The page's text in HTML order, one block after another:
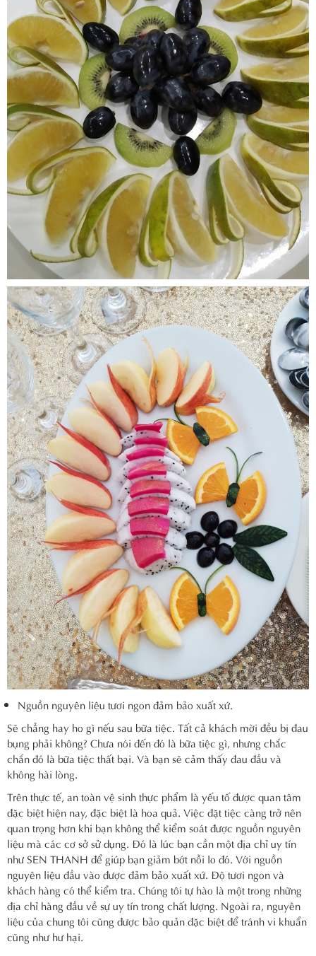
Nguồn nguyên liệu tươi ngon đảm bảo xuất xứ.
Sẽ chẳng hay ho gì nếu sau bữa tiệc. Tất cả khách mời đều bị đau
bụng phải không? Chưa nói đến đó là bữa tiệc gì, nhưng chắc
chắn đó là bữa tiệc thất bại. Và bạn sẽ cảm thấy đau đầu và
không hài lòng.
Trên thực tế, an toàn vệ sinh thực phẩm là yếu tố được quan tâm
đặc biệt hiện nay, đặc biệt là hoa quả. Việc đặt tiệc càng trở nên
quan trọng hơn khi bạn không thể kiểm soát được nguồn nguyên
liệu mà các cơ sở sử dụng. Đó là lúc bạn cần một địa chỉ uy tín
như SEN THANH để giúp bạn giảm bớt nỗi lo đó. Với nguồn
nguyên liệu đầu vào được đảm bảo xuất xứ. Độ tươi ngon và
khách hàng có thể kiểm tra. Chúng tôi tự hào là một trong những
địa chỉ hàng đầu về sự uy tín trong chất lượng. Ngoài ra, nguyên
liệu của chung tôi cũng được bảo quản đặc biệt để tránh vi khuẩn
cũng như hư hại.